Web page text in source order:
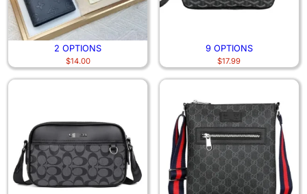
2 OPTIONS
$14.00
9 OPTIONS
$17.99